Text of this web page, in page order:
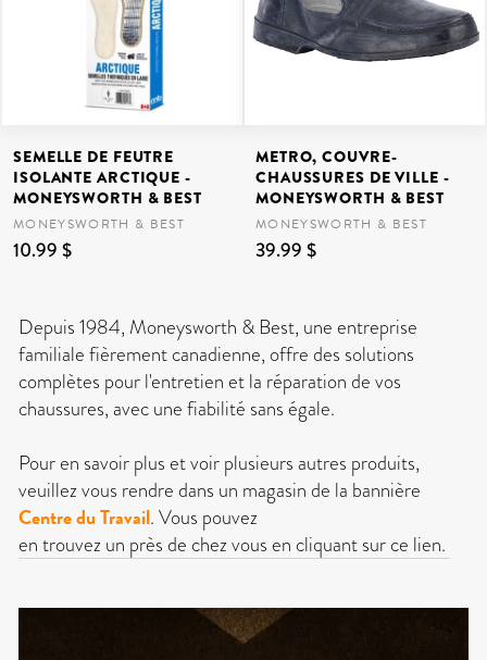
SEMELLE DE FEUTRE
ISOLANTE ARCTIQUE -
MONEYSWORTH & BEST
MONEYSWORTH & BEST
10.99 $
METRO, COUVRE-
CHAUSSURES DE VILLE -
MONEYSWORTH & BEST
MONEYSWORTH & BEST
39.99 $
Depuis 1984, Moneysworth & Best, une entreprise
familiale fièrement canadienne, offre des solutions
complètes pour l'entretien et la réparation de vos
chaussures, avec une fiabilité sans égale.
Pour en savoir plus et voir plusieurs autres produits,
veuillez vous rendre dans un magasin de la bannière
Centre du Travail. Vous pouvez
en trouvez un près de chez vous en cliquant sur ce lien.